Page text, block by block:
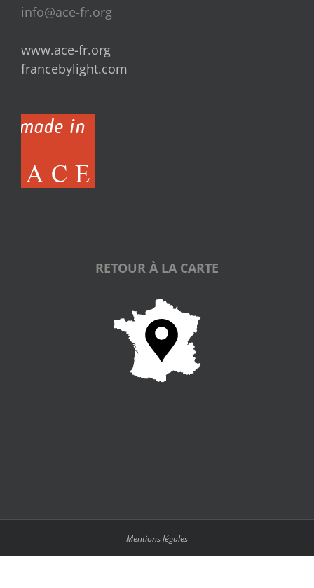
info@ace-fr.org
www.ace-fr.org
francebylight.com
RETOUR À LA CARTE
Mentions légales